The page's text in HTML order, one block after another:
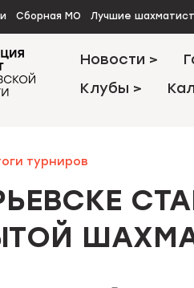
Сборная МО Лучшие
Новости >
Клубы >
турниров